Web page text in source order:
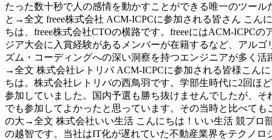
たった数十秒で人の感情を動かすことができる唯一のツール
と→全文 freee株式会社 ACM-ICPCに参加される皆さん こんに
ちは、freee株式会社CTOの横路です。freeeにはACM-ICPCの
ジア大会に入賞経験があるメンバーが在籍するなど、アルゴ
ズム・コーディングへの深い洞察を持つエンジニアが多く活
→全文 株式会社レトリバ ACM-ICPCに参加される皆様こんに
ちは。株式会社レトリバの西鳥羽です。学部生時代に2回ほど
参加していました。国内予選も勝ち抜けませんでしたが、そ
でも参加してよかったと思っています。その当時と比べても
の大→全文 株式会社いい生活 こんにちは！いい生活 競プロ
の越智です。当社はIT化が遅れていた不動産業界をテクノロ